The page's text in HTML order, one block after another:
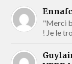
Ennafc
"Merci
! Je le